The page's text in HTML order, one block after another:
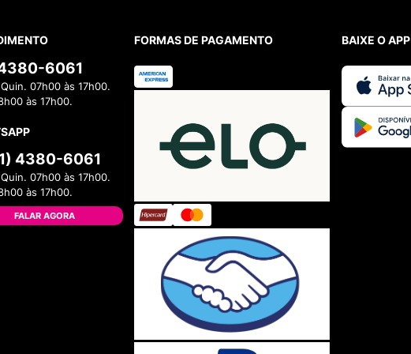
6061
07h00 às 17h00.
às 17h00.
4380-6061
07h00 às 17h00.
às 17h00.
FALAR AGORA
FORMAS DE PAGAMENTO BAIXE O APP